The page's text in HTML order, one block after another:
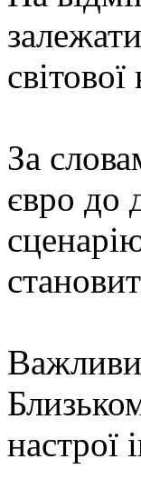
За
євро до
настрої